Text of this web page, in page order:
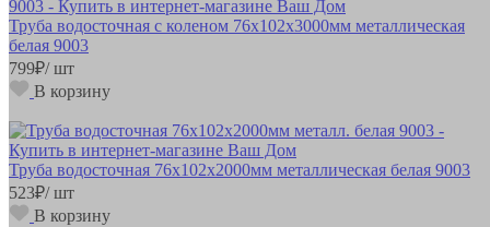
Труба водосточная с коленом 76х102х3000мм металлическая
белая 9003
799₽/ шт
В корзину
Труба водосточная 76х102х2000мм металлическая белая 9003
523₽/ шт
В корзину